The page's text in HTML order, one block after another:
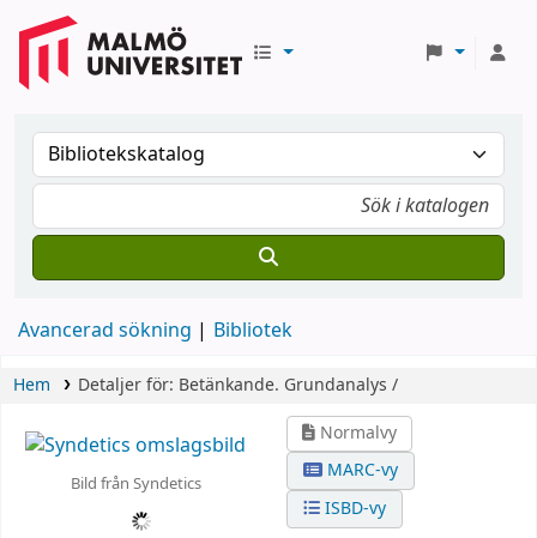
Avancerad sökning Bibliotek
Hem Detaljer för: Betänkande. Grundanalys /
Bild från Syndetics
Normalvy
MARC-vy
ISBD-vy